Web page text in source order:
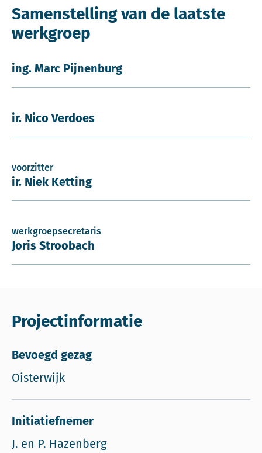
Samenstelling van de laatste
werkgroep
ing. Marc Pijnenburg
ir. Nico Verdoes
voorzitter
ir. Niek Ketting
werkgroepsecretaris
Joris Stroobach
Projectinformatie
Bevoegd gezag
Oisterwijk
Initiatiefnemer
J. en P. Hazenberg